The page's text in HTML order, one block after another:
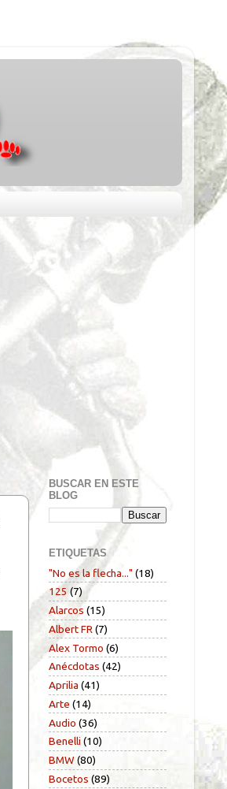
BUSCAR EN ESTE
BLOG
ETIQUETAS
"No es la flecha..." (18)
125 (7)
Alarcos (15)
Albert FR (7)
Alex Tormo (6)
Anécdotas (42)
Aprilia (41)
Arte (14)
Audio (36)
Benelli (10)
BMW (80)
Bocetos (89)